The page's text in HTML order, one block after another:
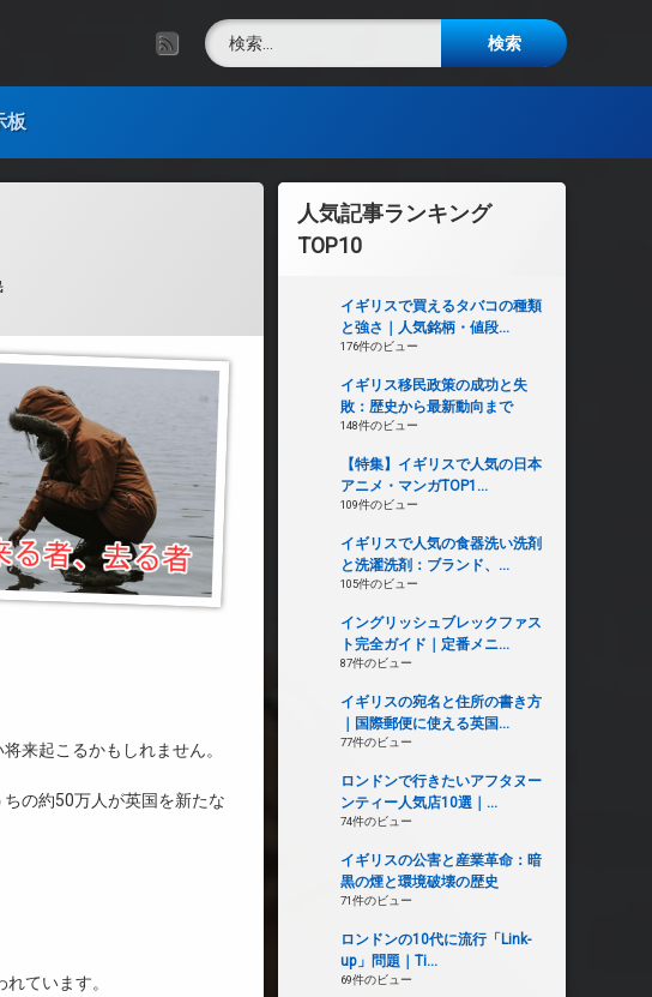
RSS検索:
板
来起こるかもしれません。
の約50万人が英国を新たな
ています。
人気記事ランキング
TOP10
イギリスで買えるタバコの種類
と強さ｜人気銘柄・値段...
176件のビュー
イギリス移民政策の成功と失
敗：歴史から最新動向まで
148件のビュー
【特集】イギリスで人気の日本
アニメ・マンガTOP1...
109件のビュー
イギリスで人気の食器洗い洗剤
と洗濯洗剤：ブランド、...
105件のビュー
イングリッシュブレックファス
ト完全ガイド｜定番メニ...
87件のビュー
イギリスの宛名と住所の書き方
｜国際郵便に使える英国...
77件のビュー
ロンドンで行きたいアフタヌー
ンティー人気店10選｜...
74件のビュー
イギリスの公害と産業革命：暗
黒の煙と環境破壊の歴史
71件のビュー
ロンドンの10代に流行「Link-
up」問題｜Ti...
69件のビュー